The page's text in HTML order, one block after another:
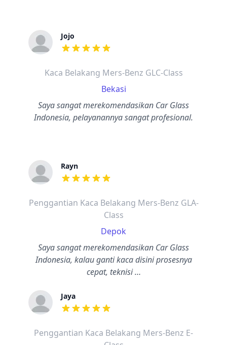
Jojo
dari ulasan adalah bintang lima
Kaca Belakang Mers-Benz GLC-Class
Bekasi
Saya sangat merekomendasikan Car Glass
Indonesia, pelayanannya sangat profesional.
Rayn
dari ulasan adalah bintang lima
Penggantian Kaca Belakang Mers-Benz GLA-
Class
Depok
Saya sangat merekomendasikan Car Glass
Indonesia, kalau ganti kaca disini prosesnya
cepat, teknisi …
Jaya
dari ulasan adalah bintang lima
Penggantian Kaca Belakang Mers-Benz E-